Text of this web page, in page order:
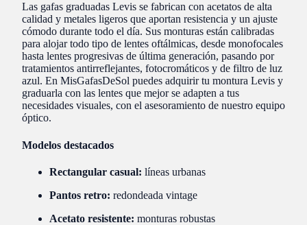
Las gafas graduadas Levis se fabrican con acetatos de alta
calidad y metales ligeros que aportan resistencia y un ajuste
cómodo durante todo el día. Sus monturas están calibradas
para alojar todo tipo de lentes oftálmicas, desde monofocales
hasta lentes progresivas de última generación, pasando por
tratamientos antirreflejantes, fotocromáticos y de filtro de luz
azul. En MisGafasDeSol puedes adquirir tu montura Levis y
graduarla con las lentes que mejor se adapten a tus
necesidades visuales, con el asesoramiento de nuestro equipo
óptico.
Modelos destacados
Rectangular casual: líneas urbanas
Pantos retro: redondeada vintage
Acetato resistente: monturas robustas